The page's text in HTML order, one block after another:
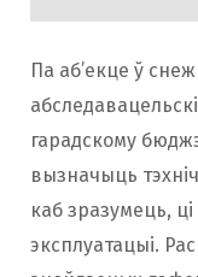
Па аб’екце ў
гарадскому
вызначыць
каб зразумець,
эксплуатацыі.